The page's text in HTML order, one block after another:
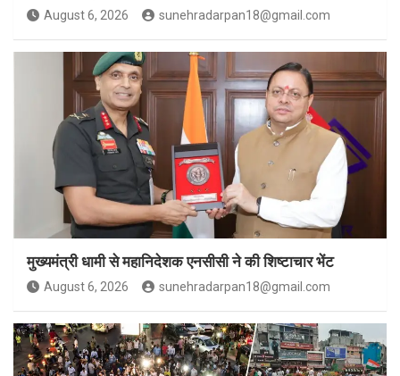
August 6, 2026 sunehradarpan18@gmail.com
मुख्यमंत्री धामी से महानिदेशक एनसीसी ने की शिष्टाचार भेंट
August 6, 2026 sunehradarpan18@gmail.com